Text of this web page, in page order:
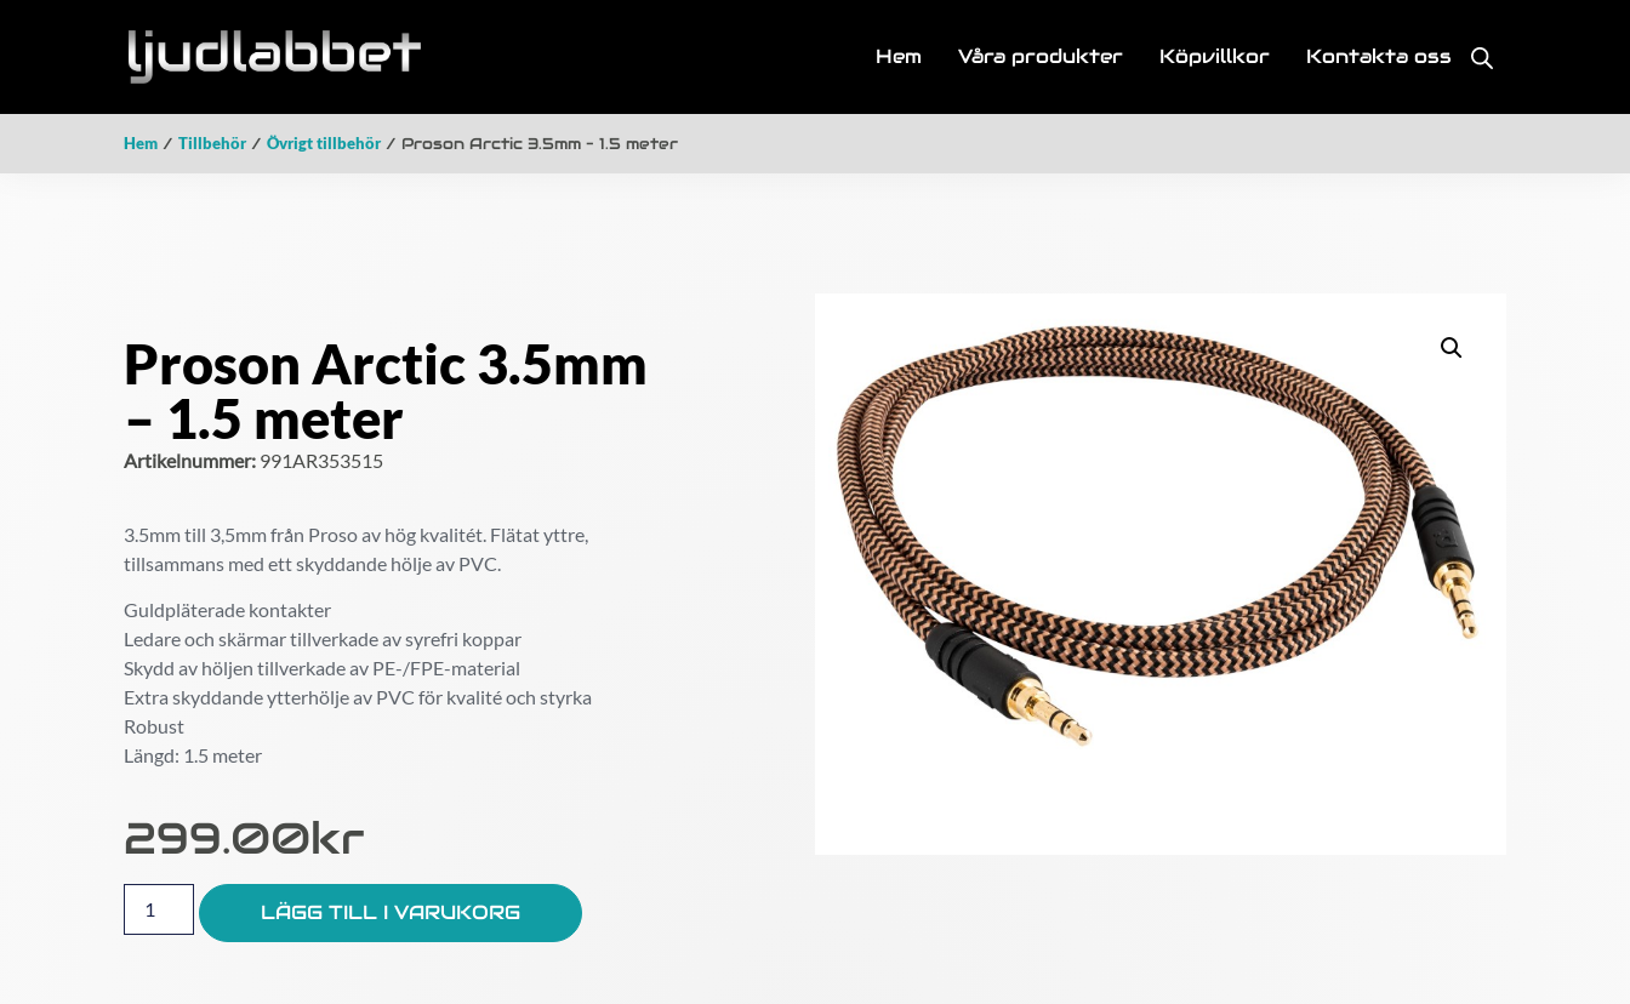
Hem Våra produkter Köpvillkor Kontakta oss
Hem / Tillbehör/ Övrigt tillbehör/ Proson Arctic 3.5mm – 1.5 meter
Proson Arctic 3.5mm
– 1.5 meter
Artikelnummer: 991AR353515
3.5mm till 3,5mm från Proso av hög kvalitét. Flätat yttre,
tillsammans med ett skyddande hölje av PVC.
Guldpläterade kontakter
Ledare och skärmar tillverkade av syrefri koppar
Skydd av höljen tillverkade av PE-/FPE-material
Extra skyddande ytterhölje av PVC för kvalité och styrka
Robust
Längd: 1.5 meter
299.00Kr
LÄGG TILL I VARUKORG